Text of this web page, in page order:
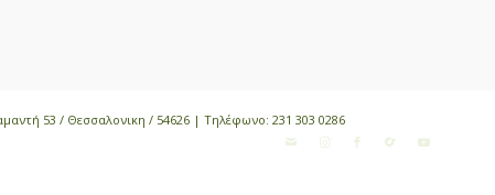
53 / Θεσσαλονικη / 54626 | Τηλέφωνο: 231 303 0286